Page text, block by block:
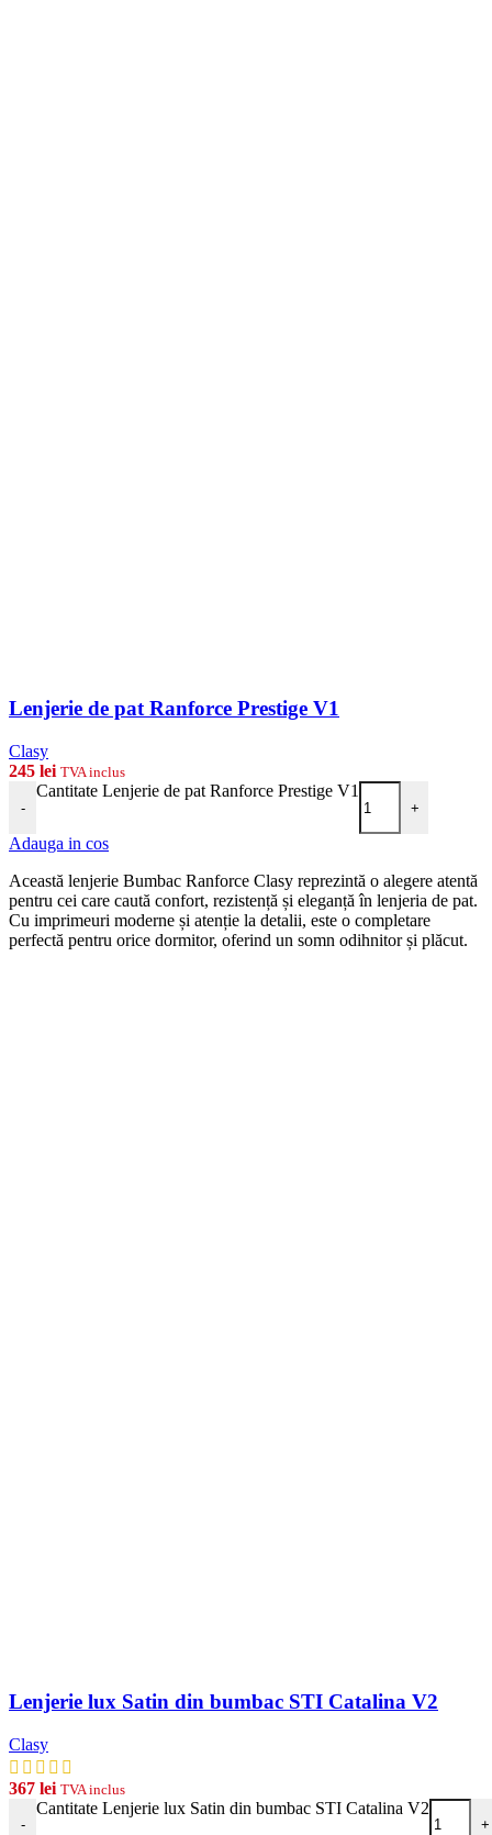
Lenjerie de pat Ranforce Prestige V1
Clasy
245 lei TVA inclus
-
Cantitate Lenjerie de pat Ranforce Prestige V1
+
Adauga in cos
Această lenjerie Bumbac Ranforce Clasy reprezintă o alegere atentă
pentru cei care caută confort, rezistență și eleganță în lenjeria de pat.
Cu imprimeuri moderne și atenție la detalii, este o completare
perfectă pentru orice dormitor, oferind un somn odihnitor și plăcut.
Lenjerie lux Satin din bumbac STI Catalina V2
Clasy
367 lei TVA inclus
-
Cantitate Lenjerie lux Satin din bumbac STI Catalina V2
+